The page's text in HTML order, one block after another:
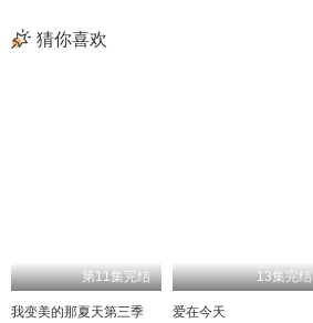
猜你喜欢
第11集完结
我变美的那夏天第三季
13集完结
爱在今天